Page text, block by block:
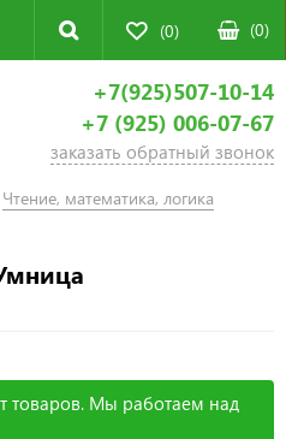
(0) (0)
+7(925)507-10-14
+7 (925) 006-07-67
заказать обратный звонок
Чтение, математика, логика
товаров. Мы работаем над